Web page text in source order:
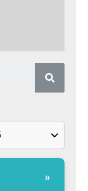
»